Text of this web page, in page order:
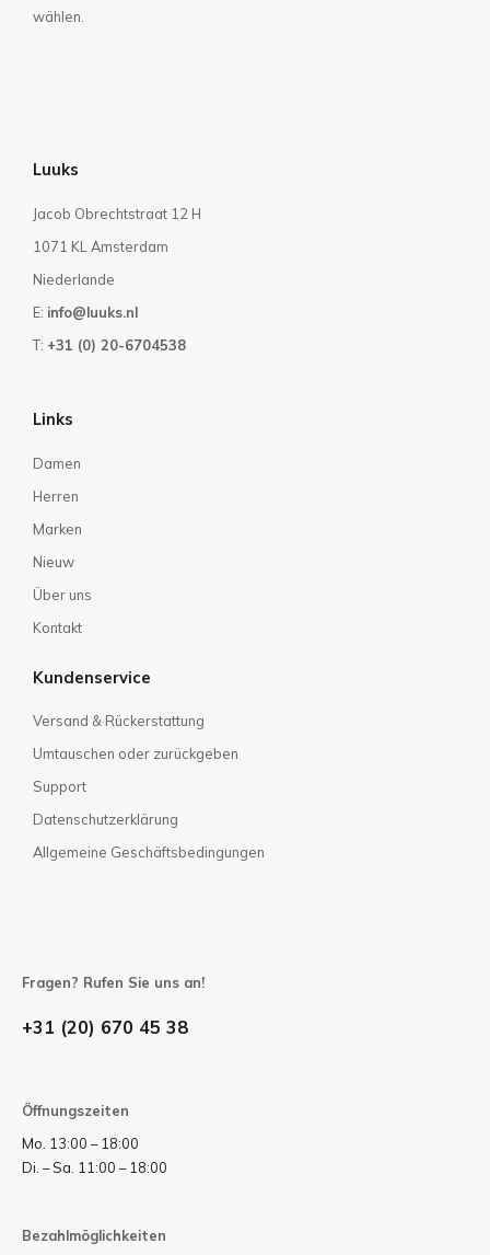
wählen.
Luuks
Jacob Obrechtstraat 12 H
1071 KL Amsterdam
Niederlande
E: info@luuks.nl
T: +31 (0) 20-6704538
Links
Damen
Herren
Marken
Nieuw
Über uns
Kontakt
Kundenservice
Versand & Rückerstattung
Umtauschen oder zurückgeben
Support
Datenschutzerklärung
Allgemeine Geschäftsbedingungen
Fragen? Rufen Sie uns an!
+31 (20) 670 45 38
Öffnungszeiten
Mo. 13:00 – 18:00
Di. – Sa. 11:00 – 18:00
Bezahlmöglichkeiten